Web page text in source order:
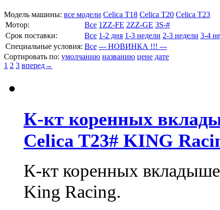
Модель машины: все модели Celica T18 Celica T20 Celica T23
Мотор:
Все 1ZZ-FE 2ZZ-GE 3S-#
Cрок поставки:
Все 1-2 дня 1-3 недели 2-3 недели 3-4
Специальные условия: Все --- НОВИНКА !!! ---
Сортировать по: умолчанию названию цене дате
1 2 3 вперед→
К-кт коренных
Celica T23# KING
К-кт коренных
King Racing.